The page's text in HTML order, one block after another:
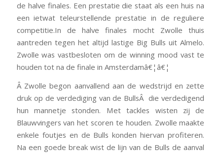
de halve finales. Een prestatie die staat als een huis na
een ietwat teleurstellende prestatie in de reguliere
competitie.In de halve finales mocht Zwolle thuis
aantreden tegen het altijd lastige Big Bulls uit Almelo.
Zwolle was vastbesloten om de winning mood vast te
houden tot na de finale in Amsterdamâ€¦â€¦
Â Zwolle begon aanvallend aan de wedstrijd en zette
druk op de verdediging van de BullsÂ die verdedigend
hun mannetje stonden. Met tackles wisten zij de
Blauwvingers van het scoren te houden. Zwolle maakte
enkele foutjes en de Bulls konden hiervan profiteren.
Na een goede break wist de lijn van de Bulls de aanval